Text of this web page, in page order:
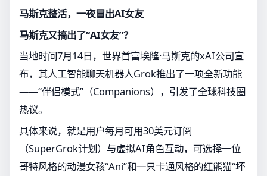
马斯克整活，一夜冒出AI女友
马斯克又搞出了“AI女友”？
当地时间7月14日，世界首富埃隆·马斯克的xAI公司宣
布，其人工智能聊天机器人Grok推出了一项全新功能
——“伴侣模式”（Companions），引发了全球科技圈
热议。
具体来说，就是用户每月可用30美元订阅
（SuperGrok计划）与虚拟AI角色互动，可选择一位
哥特风格的动漫女孩“Ani”和一只卡通风格的红熊猫“坏